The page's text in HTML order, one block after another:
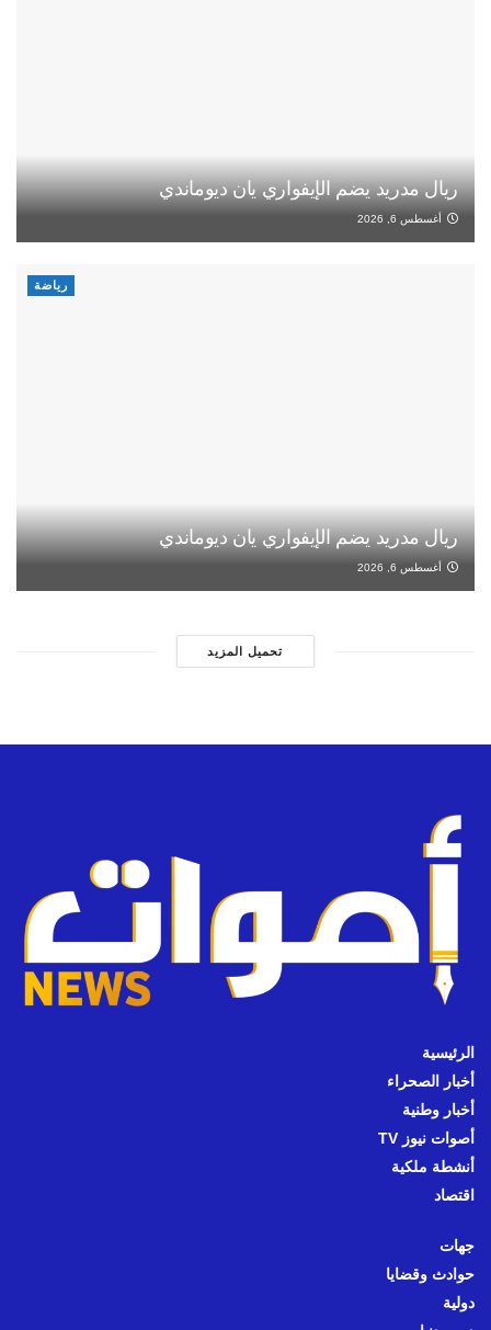
ريال مدريد يضم الإيفواري يان ديوماندي
أغسطس 6, 2026
رياضة
ريال مدريد يضم الإيفواري يان ديوماندي
أغسطس 6, 2026
تحميل المزيد
الرئيسية
أخبار الصحراء
أخبار وطنية
أصوات نيوز TV
أنشطة ملكية
اقتصاد
جهات
حوادث وقضايا
دولية